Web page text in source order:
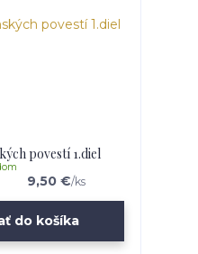
povestí 1.diel
9,50 €/ks
do košíka